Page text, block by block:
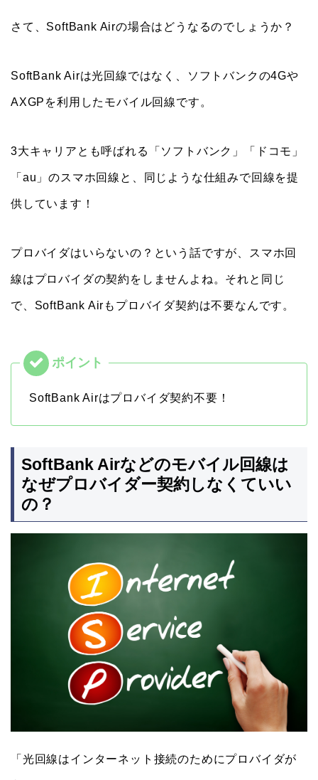
さて、SoftBank Airの場合はどうなるのでしょうか？
SoftBank Airは光回線ではなく、ソフトバンクの4Gや
AXGPを利用したモバイル回線です。
3大キャリアとも呼ばれる「ソフトバンク」「ドコモ」
「au」のスマホ回線と、同じような仕組みで回線を提
供しています！
プロバイダはいらないの？という話ですが、スマホ回
線はプロバイダの契約をしませんよね。それと同じ
で、SoftBank Airもプロバイダ契約は不要なんです。
SoftBank Airはプロバイダ契約不要！
SoftBank Airなどのモバイル回線は
なぜプロバイダー契約しなくていい
の？
「光回線はインターネット接続のためにプロバイダが